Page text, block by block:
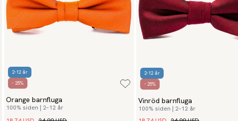
2-12 år
- 25%
Orange barnfluga
100% siden | 2–12 år
2-12 år
- 25%
Vinröd barnfluga
100% siden | 2–12 år